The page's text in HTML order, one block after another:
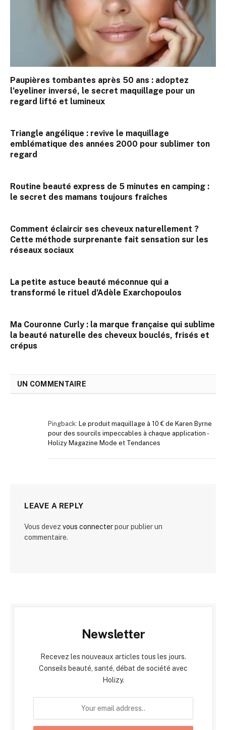
Paupières tombantes après 50 ans : adoptez
l’eyeliner inversé, le secret maquillage pour un
regard lifté et lumineux
Triangle angélique : revive le maquillage
emblématique des années 2000 pour sublimer ton
regard
Routine beauté express de 5 minutes en camping :
le secret des mamans toujours fraîches
Comment éclaircir ses cheveux naturellement ?
Cette méthode surprenante fait sensation sur les
réseaux sociaux
La petite astuce beauté méconnue qui a
transformé le rituel d’Adèle Exarchopoulos
Ma Couronne Curly : la marque française qui sublime
la beauté naturelle des cheveux bouclés, frisés et
crépus
UN COMMENTAIRE
Pingback: Le produit maquillage à 10 € de Karen Byrne
pour des sourcils impeccables à chaque application -
Holizy Magazine Mode et Tendances
LEAVE A REPLY
Vous devez vous connecterpour publier un
commentaire.
Newsletter
Recevez les nouveaux articles tous les jours.
Conseils beauté, santé, débat de société avec
Holizy.